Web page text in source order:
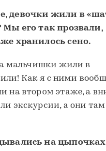
девочки жили в
Мы его так прозвали,
хранилось сено.
мальчишки жили в
Как я с ними
на втором этаже, а
экскурсии, а они там
на